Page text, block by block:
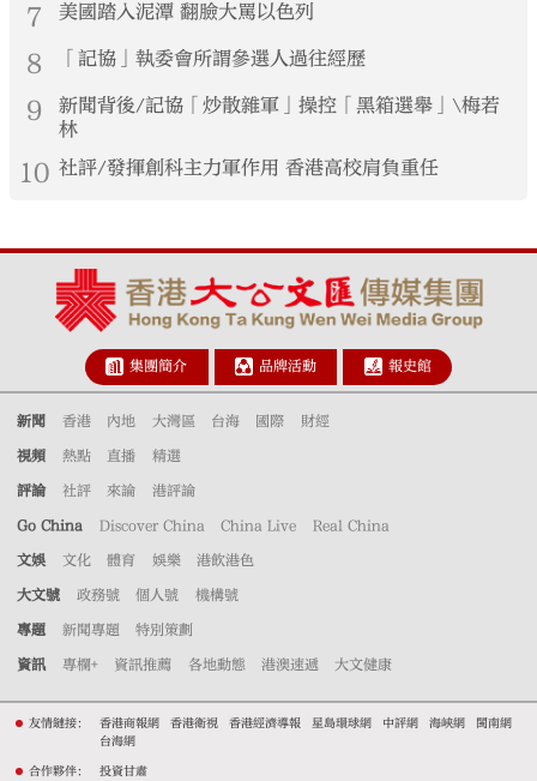
7 美國踏入泥潭 翻臉大罵以色列
8 「記協」執委會所謂參選人過往經歷
9
新聞背後/記協「炒散雜軍」操控「黑箱選舉」\梅若
林
10 社評/發揮創科主力軍作用 香港高校肩負重任
集團簡介 品牌活動 報史館
新聞 香港 內地 大灣區 台海 國際 財經
視頻 熱點 直播 精選
評論 社評 來論 港評論
Go China Discover China China Live Real China
文娛 文化 體育 娛樂 港飲港色
大文號 政務號 個人號 機構號
專題 新聞專題 特別策劃
資訊 專欄+ 資訊推薦 各地動態 港澳速遞 大文健康
友情鏈接： 香港商報網 香港衛視 香港經濟導報 星島環球網 中評網 海峽網
閩南網
台海網
合作夥伴： 投資甘肅